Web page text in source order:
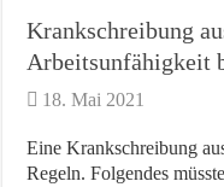
Krankschreibung
Arbeitsunfähigkeit
18. Mai 2021
Eine Krankschreibung
Regeln. Folgendes